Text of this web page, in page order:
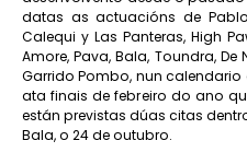
datas as actuacións de
Calequi y Las Panteras, High
Amore, Pava, Bala, Toundra, De
Garrido Pombo, nun
ata finais de febreiro do ano
están previstas dúas citas
Bala, o 24 de outubro.